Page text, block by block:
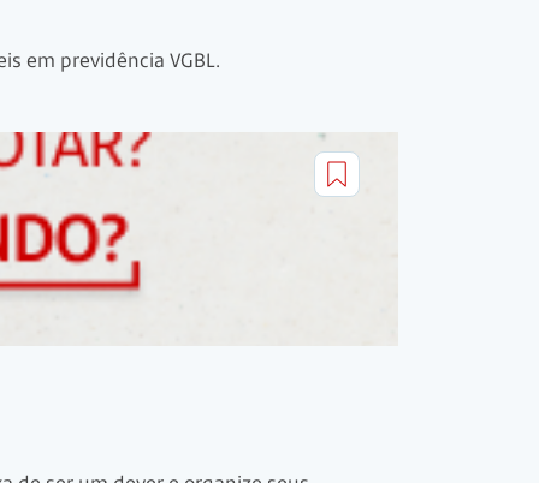
em previdência VGBL.